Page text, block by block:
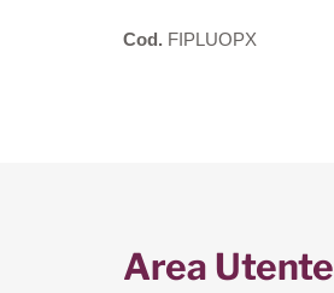
Cod. FIPLUOPX
Area Utente